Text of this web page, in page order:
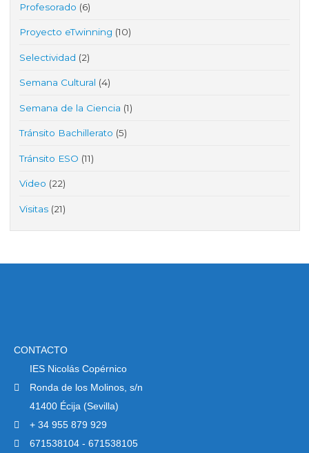
Profesorado (6)
Proyecto eTwinning (10)
Selectividad (2)
Semana Cultural (4)
Semana de la Ciencia (1)
Tránsito Bachillerato (5)
Tránsito ESO (11)
Video (22)
Visitas (21)
CONTACTO
IES Nicolás Copérnico
Ronda de los Molinos, s/n
41400 Écija (Sevilla)
+ 34 955 879 929
671538104 - 671538105